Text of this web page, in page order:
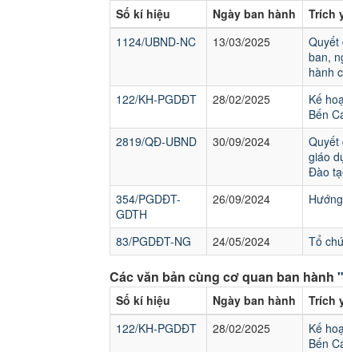
Số kí hiệu Ngày ban hành
Trích
1124/UBND-NC
13/03/2025
Quyết
ban,
hành
122/KH-PGDĐT
28/02/2025
Kế
Bến
2819/QĐ-UBND
30/09/2024
Quyết
giáo
Đào
354/PGDĐT-
GDTH
26/09/2024
83/PGDĐT-NG 24/05/2024 Tổ
Các văn bản cùng cơ quan ban hành
Số kí hiệu Ngày ban hành
Trích
122/KH-PGDĐT
28/02/2025
Kế
Bến